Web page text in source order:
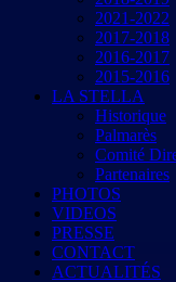
2021-2022
2017-2018
2016-2017
2015-2016
LA STELLA
Historique
Palmarès
Comité
Partenaires
PHOTOS
VIDEOS
PRESSE
CONTACT
ACTUALITÉS